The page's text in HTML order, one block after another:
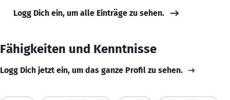
Logg Dich ein, um alle Einträge zu sehen.
Fähigkeiten und Kenntnisse
Logg Dich jetzt ein, um das ganze Profil zu sehen.